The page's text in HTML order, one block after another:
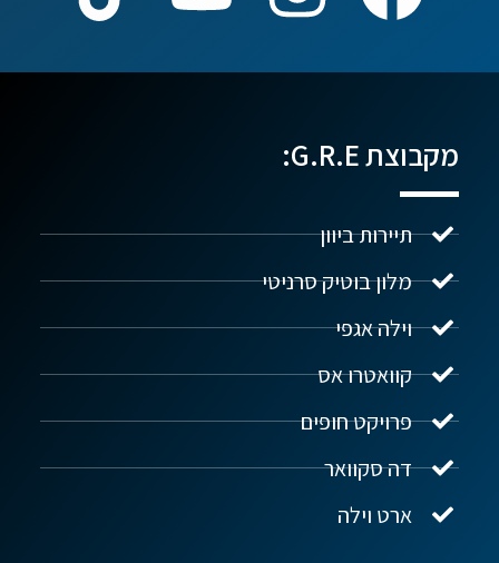
מקבוצת G.R.E:
תיירות ביוון
מלון בוטיק סרניטי
וילה אגפי
קוואטרו אס
פרויקט חופים
דה סקוואר
ארט וילה
נדל"ן ביוון G.R.E
שלום! איך אפשר לעזור?